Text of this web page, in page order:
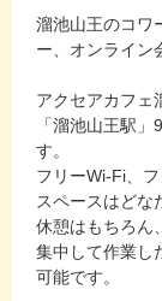
溜池山王のコワ
ー、オンライン
アクセアカフェ
「溜池山王駅
す。
フリーWi-Fi、
スペースはどな
休憩はもちろん
集中して作業し
可能です。